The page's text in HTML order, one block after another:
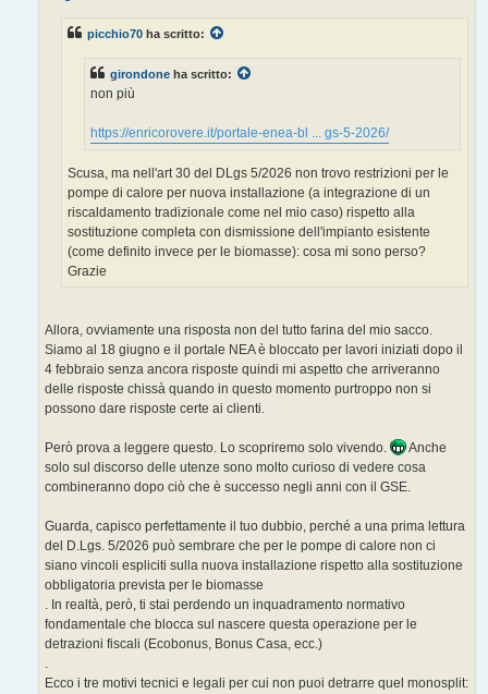
picchio70 ha scritto:
girondone ha scritto:
non più
https://enricorovere.it/portale-enea-bl ... gs-5-2026/
Scusa, ma nell'art 30 del DLgs 5/2026 non trovo restrizioni per le
pompe di calore per nuova installazione (a integrazione di un
riscaldamento tradizionale come nel mio caso) rispetto alla
sostituzione completa con dismissione dell'impianto esistente
(come definito invece per le biomasse): cosa mi sono perso?
Grazie
Allora, ovviamente una risposta non del tutto farina del mio sacco.
Siamo al 18 giugno e il portale NEA è bloccato per lavori iniziati dopo il
4 febbraio senza ancora risposte quindi mi aspetto che arriveranno
delle risposte chissà quando in questo momento purtroppo non si
possono dare risposte certe ai clienti.
Però prova a leggere questo. Lo scopriremo solo vivendo.
Anche
solo sul discorso delle utenze sono molto curioso di vedere cosa
combineranno dopo ciò che è successo negli anni con il GSE.
Guarda, capisco perfettamente il tuo dubbio, perché a una prima lettura
del D.Lgs. 5/2026 può sembrare che per le pompe di calore non ci
siano vincoli espliciti sulla nuova installazione rispetto alla sostituzione
obbligatoria prevista per le biomasse
. In realtà, però, ti stai perdendo un inquadramento normativo
fondamentale che blocca sul nascere questa operazione per le
detrazioni fiscali (Ecobonus, Bonus Casa, ecc.)
.
Ecco i tre motivi tecnici e legali per cui non puoi detrarre quel monosplit: